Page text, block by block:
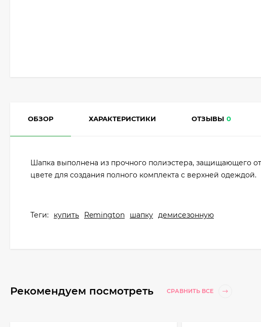
ОБЗОР ХАРАКТЕРИСТИКИ ОТЗЫВЫ 0
Шапка выполнена из прочного полиэстера, защищающего
цвете для создания полного комплекта с верхней одеждой.
Теги: купить Remington шапку демисезонную
Рекомендуем посмотреть СРАВНИТЬ ВСЕ